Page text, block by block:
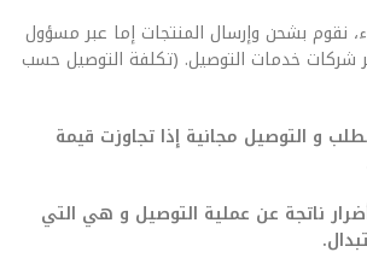
نقوم بشحن وإرسال المنتجات إما عبر مسؤول
شركات خدمات التوصيل. (تكلفة التوصيل حسب
و التوصيل مجانية إذا تجاوزت قيمة
ناتجة عن عملية التوصيل و هي التي